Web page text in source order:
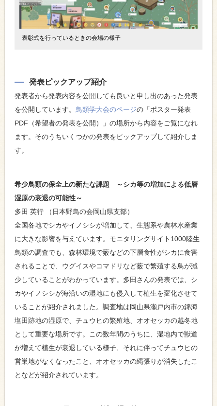
表彰式を行っているときの会場の様子
発表ピックアップ紹介
発表者から発表内容を公開しても良いと申し出のあった発表
を公開しています。 鳥類学大会のページの「ポスター発表
PDF（希望者の発表を公開）」の場所から内容をご覧になれ
ます。そのうちいくつかの発表をピックアップして紹介しま
す。
希少鳥類の保全上の新たな課題 ～シカ等の増加による低層
湿原の衰退の可能性～
多田 英行 （日本野鳥の会岡山県支部）
全国各地でシカやイノシシが増加して、生態系や農林水産業
に大きな影響を与えています。モニタリングサイト1000陸生
鳥類の調査でも、森林環境で薮などの下層食性がシカに食害
されることで、ウグイスやコマドリなど薮で繁殖する鳥が減
少していることがわかっています。多田さんの発表では、シ
カやイノシシが海沿いの湿地にも侵入して植生を変化させて
いることが紹介されました。調査地は岡山県瀬戸内市の錦海
塩田跡地の湿原で、チュウヒの繁殖地、オオセッカの越冬地
として重要な場所です。この数年間のうちに、湿地内で獣道
が増えて植生が衰退している様子、それに伴ってチュウヒの
営巣地がなくなったこと、オオセッカの縄張りが消失したこ
となどが紹介されています。